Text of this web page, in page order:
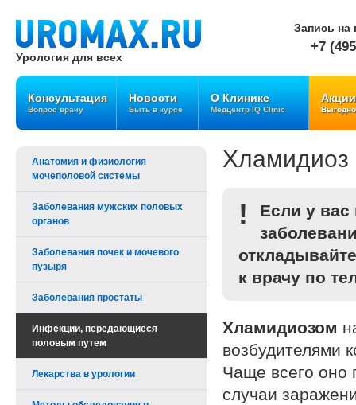
Урология для всех
Запись на
+7
Консультация
Вопрос врачу
Новости
Быть в курсе
О Клинике
Медцентр IQ Clinic
Акции
Анатомия и физиология
мочеполовой системы
Заболевания мужских половых
органов
Заболевания почек и мочевого
пузыря
Заболевания простаты
Инфекции, передающиеся
половым путем
Лекарства в урологии
Хламидиоз
!
Если у
к врачу по
Хламидиозом
возбудителями
Чаще всего оно
случаи